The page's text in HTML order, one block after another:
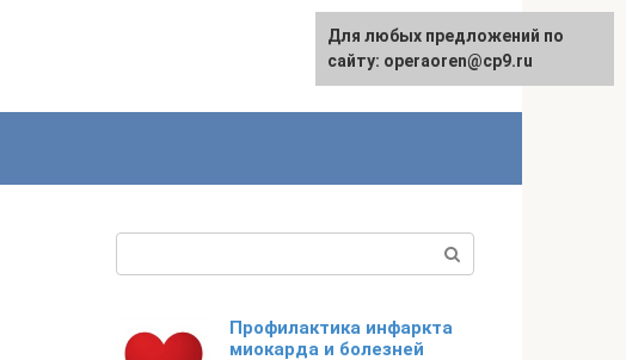
Профилактика инфаркта
миокарда и болезней
Для любых предложений по
сайту: operaoren@cp9.ru